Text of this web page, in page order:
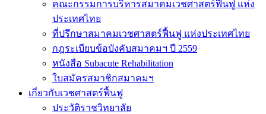
คณะกรรมการบริหารสมาคมเวชศาสตร์ฟื้นฟู แห่ง
ประเทศไทย
ที่ปรึกษาสมาคมเวชศาสตร์ฟื้นฟู แห่งประเทศไทย
กฎระเบียบข้อบังคับสมาคมฯ ปี 2559
หนังสือ Subacute Rehabilitation
ใบสมัครสมาชิกสมาคมฯ
เกี่ยวกับเวชศาสตร์ฟื้นฟู
ประวัติราชวิทยาลัย